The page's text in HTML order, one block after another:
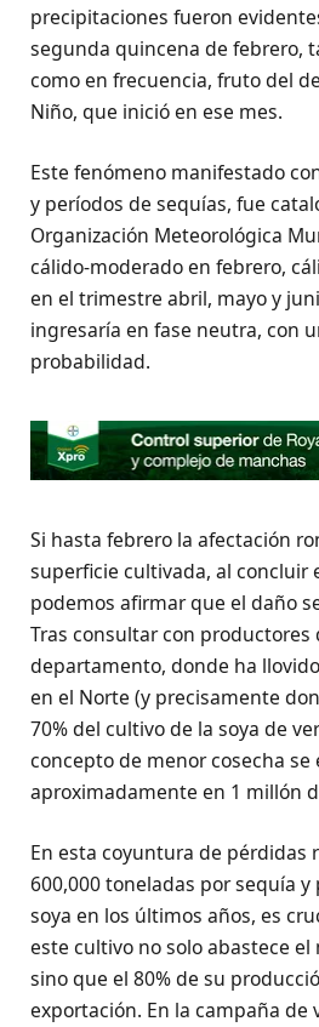
precipitaciones fueron
segunda quincena de febrero,
como en frecuencia, fruto del
Niño, que inició en ese mes.
Este fenómeno manifestado
y períodos de sequías, fue
Organización Meteorológica
cálido-moderado en febrero,
en el trimestre abril, mayo y
ingresaría en fase neutra, con
probabilidad.
Si hasta febrero la afectación
superficie cultivada, al concluir
podemos afirmar que el daño
Tras consultar con productores
departamento, donde ha
en el Norte (y precisamente
70% del cultivo de la soya de
concepto de menor cosecha se
aproximadamente en 1 millón
En esta coyuntura de pérdidas
600,000 toneladas por sequía
soya en los últimos años, es
este cultivo no solo abastece el
sino que el 80% de su
exportación. En la campaña de